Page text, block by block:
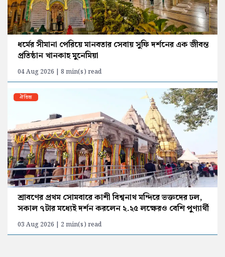
ধর্মের সীমানা পেরিয়ে মানবতার সেবায় সুফি দর্শনের এক জীবন্ত
প্রতিষ্ঠান খানকাহ মুনেমিয়া
04 Aug 2026 | 8 min(s) read
ঐতিহ্য
শ্রাবণের প্রথম সোমবারে কাশী বিশ্বনাথ মন্দিরে ভক্তদের ঢল,
সকাল ৭টার মধ্যেই দর্শন করলেন ২.২৫ লক্ষেরও বেশি পুণ্যার্থী
03 Aug 2026 | 2 min(s) read